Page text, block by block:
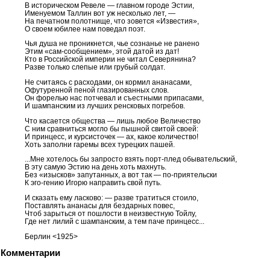
В историческом Ревеле — главном городе Эстии,
Именуемом Таллин вот уж несколько лет, —
На печатном полотнище, что зовется «Известия»,
О своем юбилее нам поведал поэт.
Чья душа не проникнется, чье сознанье не ранено
Этим «сам-сообщением», этой датой из дат!
Кто в Российской империи не читал Северянина?
Разве только слепые или грубый солдат.
Не считаясь с расходами, он кормил ананасами,
Офутуренной пеной глазированных слов.
Он форелью нас потчевал и съестными припасами,
И шампанским из лучших ренсковых погребов.
Что касается общества — лишь любое Величество
С ним сравниться могло бы пышной свитой своей:
И принцесс, и курсисточек — ах, какое количество!
Хоть заполни гаремы всех турецких пашей.
...Мне хотелось бы запросто взять порт-плед обывательский,
В эту самую Эстию на день хоть махнуть.
Без «изысков» запутанных, а вот так — по-приятельски
К эго-гению Игорю направить свой путь.
И сказать ему ласково: — разве тратиться стоило,
Поставлять ананасы для бездарных повес,
Чтоб зарыться от пошлости в неизвестную Тойлу,
Где нет лилий с шампанским, а тем паче принцесс...
Берлин <1925>
Комментарии